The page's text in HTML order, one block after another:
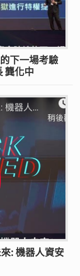
下一場考驗
龔化中
: 機器人資安